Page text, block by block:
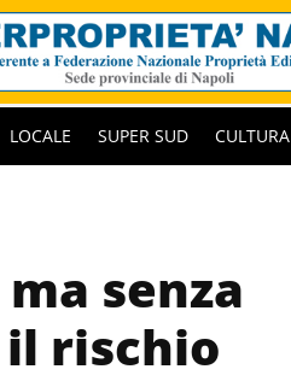
LOCALE SUPER SUD CULTURA
senza
rischio